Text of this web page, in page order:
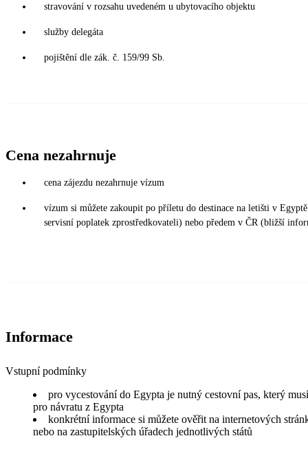
stravování v rozsahu uvedeném u ubytovacího objektu
služby delegáta
pojištění dle zák. č. 159/99 Sb.
Cena nezahrnuje
cena zájezdu nezahrnuje vízum
vízum si můžete zakoupit po příletu do destinace na letišti v
servisní poplatek zprostředkovateli) nebo předem v ČR (bližší
Informace
Vstupní podmínky
pro vycestování do Egypta je nutný cestovní pas, který
pro návratu z Egypta
konkrétní informace si můžete ověřit na internetových
nebo na zastupitelských úřadech jednotlivých států